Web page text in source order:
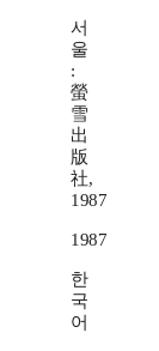
서
울
:
螢
雪
出
版
社,
1987
1987
한
국
어